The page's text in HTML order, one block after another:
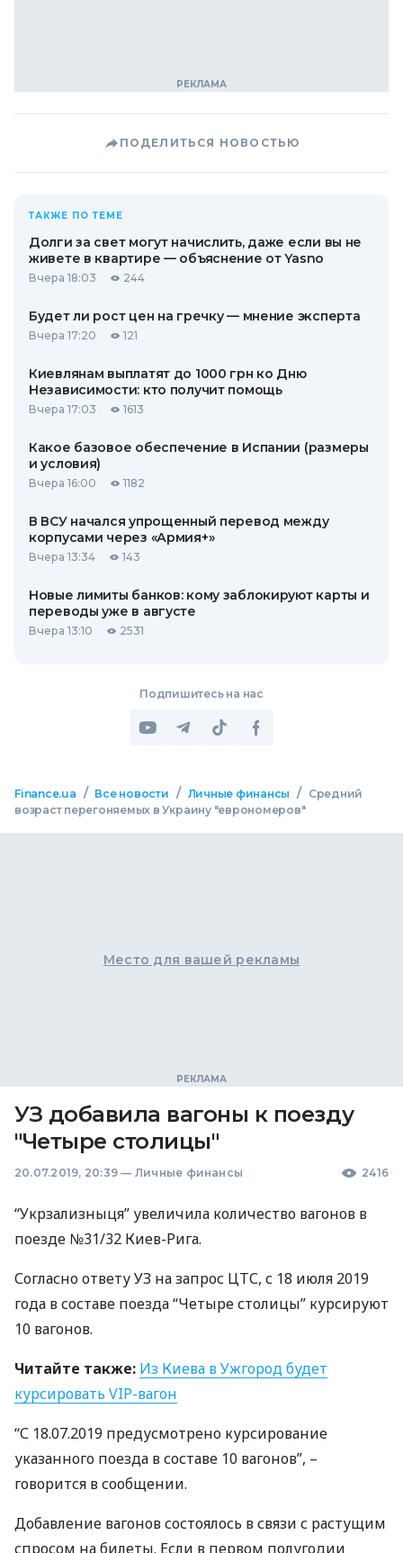
ПОДЕЛИТЬСЯ НОВОСТЬЮ
ТАКЖЕ ПО ТЕМЕ
Долги за свет могут начислить, даже если вы не
живете в квартире — объяснение от Yasno
Вчера 18:03 244
Будет ли рост цен на гречку — мнение эксперта
Вчера 17:20 121
Киевлянам выплатят до 1000 грн ко Дню
Независимости: кто получит помощь
Вчера 17:03 1613
Какое базовое обеспечение в Испании (размеры
и условия)
Вчера 16:00 1182
В ВСУ начался упрощенный перевод между
корпусами через «Армия+»
Вчера 13:34 143
Новые лимиты банков: кому заблокируют карты и
переводы уже в августе
Вчера 13:10 2531
Подпишитесь на нас
Finance.ua / Все новости / Личные финансы /
Средний
возраст перегоняемых в Украину "еврономеров"
Место для вашей рекламы
УЗ добавила вагоны к поезду
"Четыре столицы"
20.07.2019, 20:39 — Личные финансы 2416
“Укрзализныця” увеличила количество вагонов в
поезде №31/32 Киев-Рига.
Согласно ответу УЗ на запрос ЦТС, с 18 июля 2019
года в составе поезда “Четыре столицы” курсируют
10 вагонов.
Читайте также: Из Киева в Ужгород будет
курсировать VIP-вагон
“С 18.07.2019 предусмотрено курсирование
указанного поезда в составе 10 вагонов”, –
говорится в сообщении.
Добавление вагонов состоялось в связи с растущим
спросом на билеты. Если в первом полугодии